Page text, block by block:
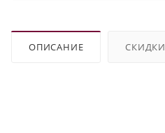
ОПИСАНИЕ СКИДКИ